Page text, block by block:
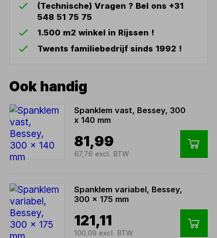
(Technische) Vragen ? Bel ons +31
548 51 75 75
1.500 m2 winkel in Rijssen !
Twents familiebedrijf sinds 1992 !
Ook handig
Spanklem vast, Bessey, 300
x 140 mm
81,99
67,76 excl. BTW
Spanklem variabel, Bessey,
300 x 175 mm
121,11
100,09 excl. BTW